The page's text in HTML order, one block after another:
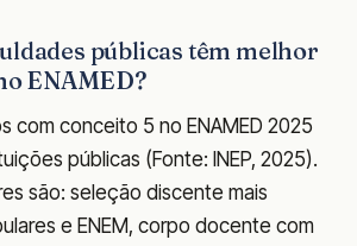
públicas têm melhor
ENAMED?
com conceito 5 no ENAMED 2025
públicas (Fonte: INEP, 2025).
são: seleção discente mais
e ENEM, corpo docente com